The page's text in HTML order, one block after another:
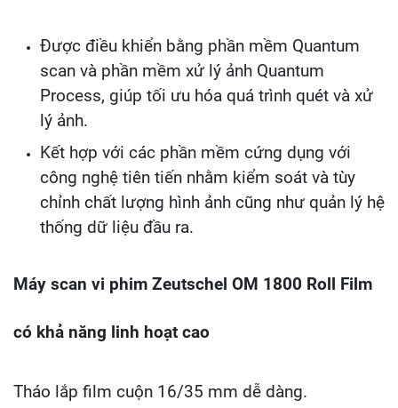
Được điều khiển bằng phần mềm Quantum
scan và phần mềm xử lý ảnh Quantum
Process, giúp tối ưu hóa quá trình quét và xử
lý ảnh.
Kết hợp với các phần mềm cứng dụng với
công nghệ tiên tiến nhằm kiểm soát và tùy
chỉnh chất lượng hình ảnh cũng như quản lý hệ
thống dữ liệu đầu ra.
Máy scan vi phim Zeutschel OM 1800 Roll Film
có khả năng linh hoạt cao
Tháo lắp film cuộn 16/35 mm dễ dàng.